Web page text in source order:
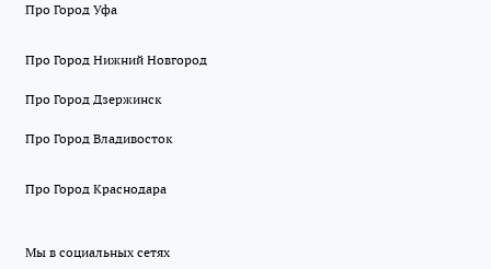
Про Город Уфа
Про Город Нижний Новгород
Про Город Дзержинск
Про Город Владивосток
Про Город Краснодара
Мы в социальных сетях